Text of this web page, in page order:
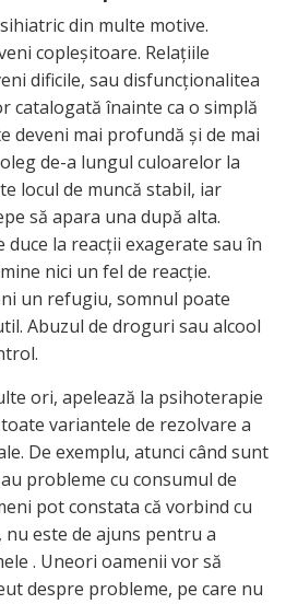
din multe motive.
copleşitoare. Relaţiile
dificile, sau disfuncţionalitea
catalogată înainte ca o simplă
deveni mai profundă şi de mai
de-a lungul culoarelor la
locul de muncă stabil, iar
să apara una după alta.
duce la reacţii exagerate sau în
nici un fel de reacţie.
un refugiu, somnul poate
Abuzul de droguri sau alcool
ori, apelează la psihoterapie
variantele de rezolvare a
De exemplu, atunci când sunt
probleme cu consumul de
pot constata că vorbind cu
este de ajuns pentru a
. Uneori oamenii vor să
despre probleme, pe care nu